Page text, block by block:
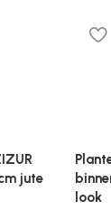
Plantenonline
binnen en